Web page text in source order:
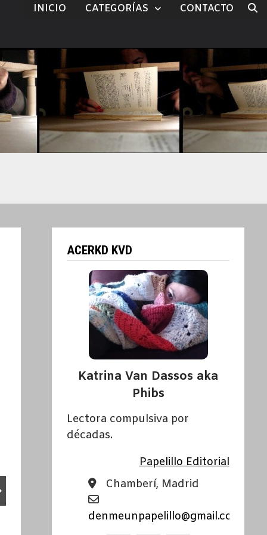
INICIO CATEGORÍAS CONTACTO
La vida secreta de Roberto
Bolaño / Montero Glez
CUENTOS
Cartas desde el
Dario Džamonja
ACERKD KVD
Katrina Van Dassos aka
Phibs
Lectora compulsiva por
décadas.
Papelillo Editorial
Chamberí, Madrid
denmeunpapelillo@gmail.com